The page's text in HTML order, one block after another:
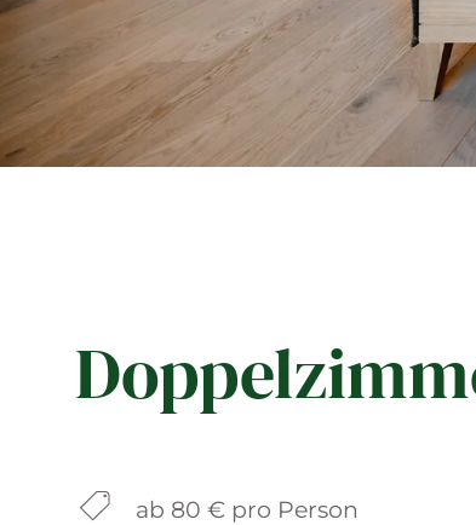
ab 80 € pro Person